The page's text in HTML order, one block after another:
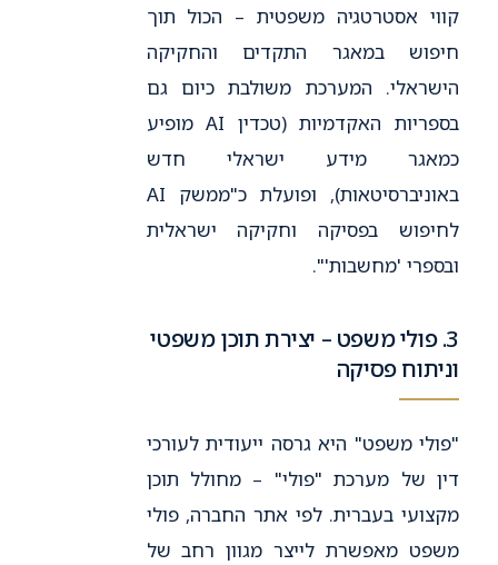
קווי אסטרטגיה משפטית – הכול תוך
חיפוש במאגר התקדים והחקיקה
הישראלי. המערכת משולבת כיום גם
בספריות האקדמיות (טכדין AI מופיע
כמאגר מידע ישראלי חדש
באוניברסיטאות), ופועלת כ"ממשק AI
לחיפוש בפסיקה וחקיקה ישראלית
ובספרי 'מחשבות'".
3. פולי משפט – יצירת תוכן משפטי
וניתוח פסיקה
"פולי משפט" היא גרסה ייעודית לעורכי
דין של מערכת "פולי" – מחולל תוכן
מקצועי בעברית. לפי אתר החברה, פולי
משפט מאפשרת לייצר מגוון רחב של